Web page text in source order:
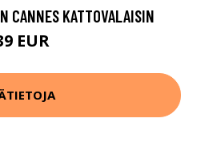
CANNES KATTOVALAISIN
EUR